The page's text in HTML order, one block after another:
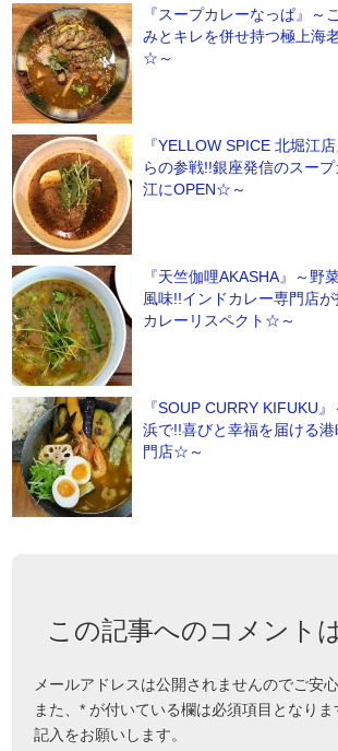
『スープカレーなっぱ』～
みとキレを併せ持つ極上海
☆～
『YELLOW SPICE 北堀江
らの参戦!!銀座発信のスー
江にOPEN☆～
『天竺伽哩AKASHA』～野
風味!!インドカレー専門店
カレーリスペクト☆～
『SOUP CURRY KIFUKU
浜で!!喜びと幸福を届ける
門店☆～
この記事へのコメント
メールアドレスは公開されませんのでご安心
また、* が付いている欄は必須項目となり
記入をお願いします。